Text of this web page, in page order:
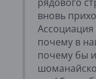
вновь
Ассоциация
почему в
почему бы